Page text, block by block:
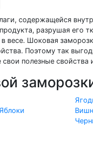
содержащейся
разрушая его
весе. Шоковая
Поэтому так
полезные свойства
Яблоки